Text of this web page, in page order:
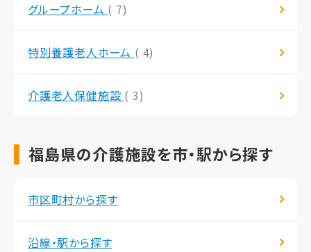
グループホーム ( 7)
特別養護老人ホーム ( 4)
介護老人保健施設 ( 3)
福島県の介護施設を市・駅から探す
市区町村から探す
沿線・駅から探す